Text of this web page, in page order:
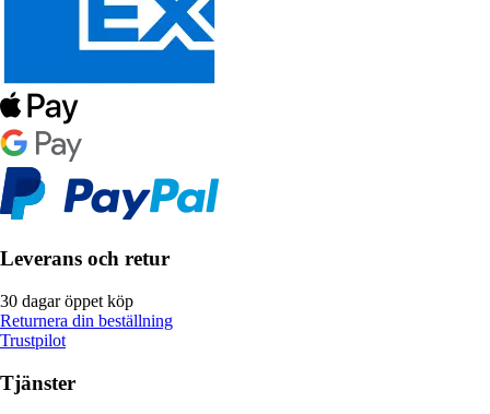
Leverans och retur
30 dagar öppet köp
Returnera din beställning
Trustpilot
Tjänster